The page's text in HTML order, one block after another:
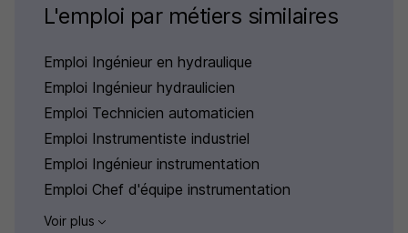
L'emploi par métiers similaires
Emploi Ingénieur en hydraulique
Emploi Ingénieur hydraulicien
Emploi Technicien automaticien
Emploi Instrumentiste industriel
Emploi Ingénieur instrumentation
Emploi Chef d'équipe instrumentation
Voir plus